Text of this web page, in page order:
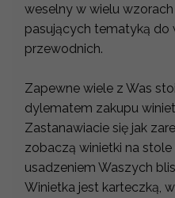
weselny w wielu
pasujących tematyką
przewodnich.
Zapewne wiele z Was
dylematem zakupu
Zastanawiacie się jak
zobaczą winietki na
usadzeniem Waszych
Winietka jest karteczką,